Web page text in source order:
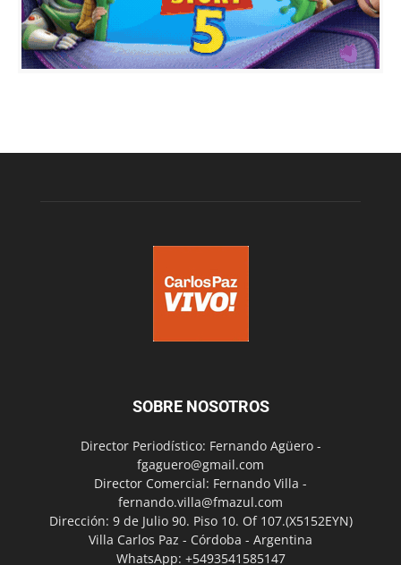
SOBRE NOSOTROS
Director Periodístico: Fernando Agüero -
fgaguero@gmail.com
Director Comercial: Fernando Villa -
fernando.villa@fmazul.com
Dirección: 9 de Julio 90. Piso 10. Of 107.(X5152EYN)
Villa Carlos Paz - Córdoba - Argentina
WhatsApp: +5493541585147